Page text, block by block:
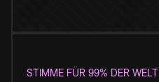
STIMME FÜR 99% DER WELT